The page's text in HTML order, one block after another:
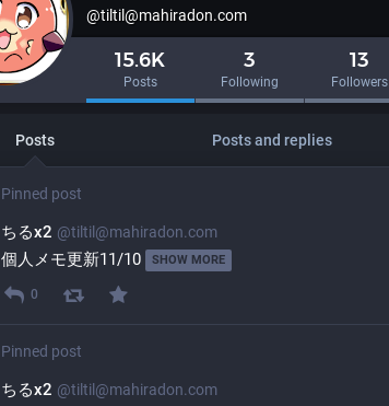
@tiltil@mahiradon.com
15.6K
Posts
3
Following
13
Followers
Posts Posts and replies
Pinned post
ちるx2 @tiltil@mahiradon.com
個人メモ更新11/10 SHOW MORE
0
Pinned post
ちるx2 @tiltil@mahiradon.com